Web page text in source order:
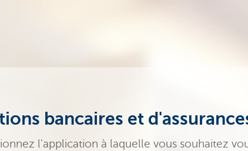
bancaires et
l'application à laquelle vous souhaitez